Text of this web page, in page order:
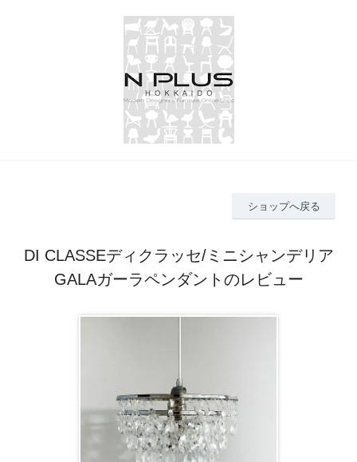
ショップへ戻る
DI CLASSEディクラッセ/ミニシャンデリア
GALAガーラペンダントのレビュー